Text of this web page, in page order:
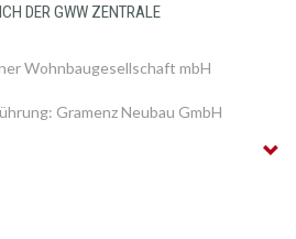
DER GWW ZENTRALE
Wohnbaugesellschaft mbH
Gramenz Neubau GmbH